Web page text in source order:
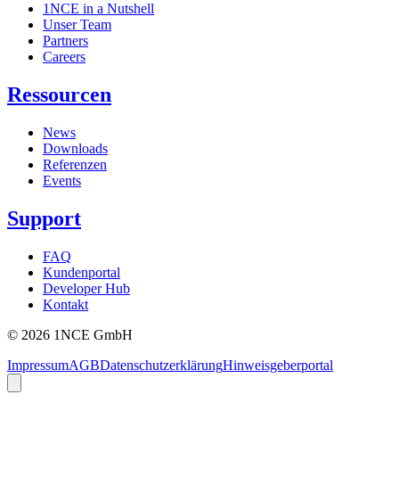
1NCE in a Nutshell
Unser Team
Partners
Careers
Ressourcen
News
Downloads
Referenzen
Events
Support
FAQ
Kundenportal
Developer Hub
Kontakt
© 2026 1NCE GmbH
ImpressumAGBDatenschutzerklärungHinweisgeberportal